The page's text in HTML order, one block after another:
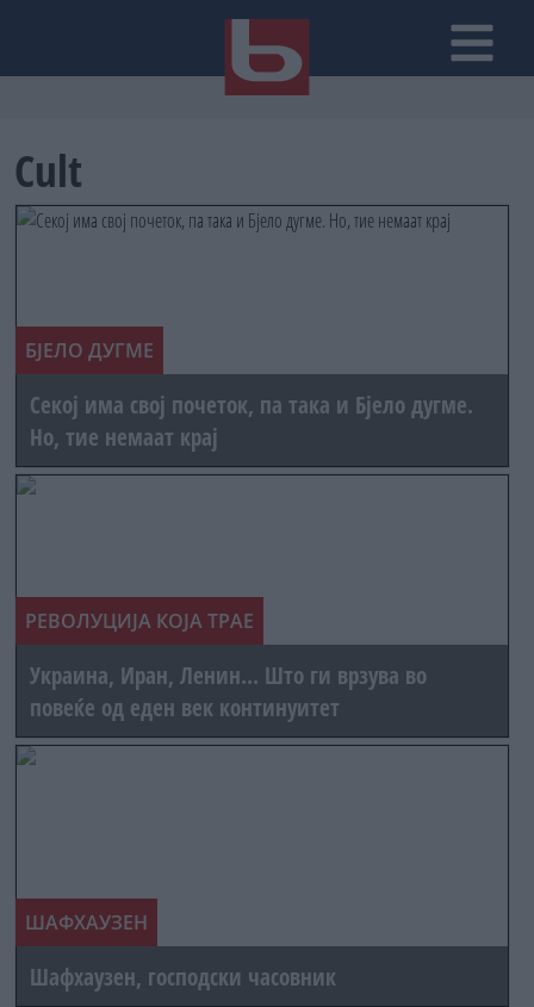
Cult
БЈЕЛО ДУГМЕ
Секој има свој почеток, па така и Бјело дугме.
Но, тие немаат крај
РЕВОЛУЦИЈА КОЈА ТРАЕ
Украина, Иран, Ленин... Што ги врзува во
повеќе од еден век континуитет
ШАФХАУЗЕН
Шафхаузен, господски часовник